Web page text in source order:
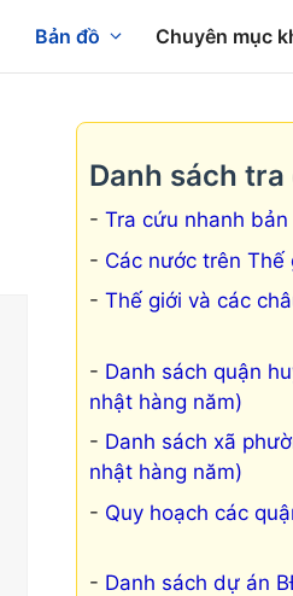
Bản đồ Chuyên mục
Danh sách tra
Tra cứu nhanh
Các nước trên Thế
Thế giới và các
Danh sách quận
nhật hàng năm)
Danh sách xã
nhật hàng năm)
Quy hoạch các
Danh sách dự án